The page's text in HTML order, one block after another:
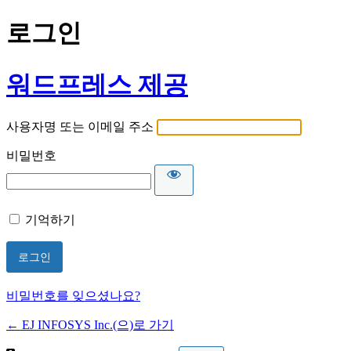
로그인
워드프레스 제공
사용자명 또는 이메일 주소
비밀번호
기억하기
비밀번호를 잊으셨나요?
← EJ INFOSYS Inc.(으)로 가기